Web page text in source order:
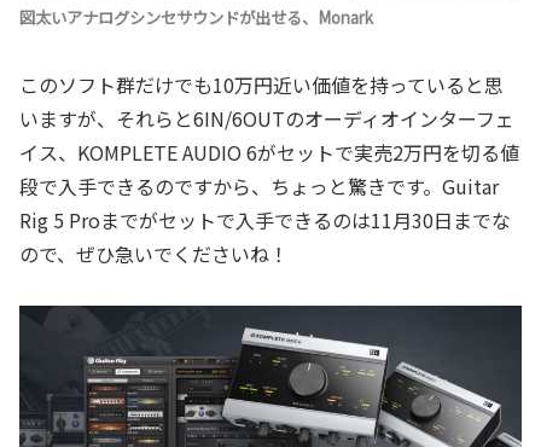
図太いアナログシンセサウンドが出せる、Monark
このソフト群だけでも10万円近い価値を持っていると思
いますが、それらと6IN/6OUTのオーディオインターフェ
イス、KOMPLETE AUDIO 6がセットで実売2万円を切る値
段で入手できるのですから、ちょっと驚きです。Guitar
Rig 5 Proまでがセットで入手できるのは11月30日までな
ので、ぜひ急いでくださいね！